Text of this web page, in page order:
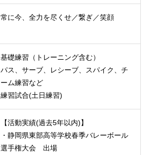
常に今、全力を尽くせ／繋ぎ／笑顔
基礎練習（トレーニング含む）
パス、サーブ、レシーブ、スパイク、チ
ーム練習など
練習試合(土日練習)
【活動実績(過去5年以内)】
・静岡県東部高等学校春季バレーボール
選手権大会 出場